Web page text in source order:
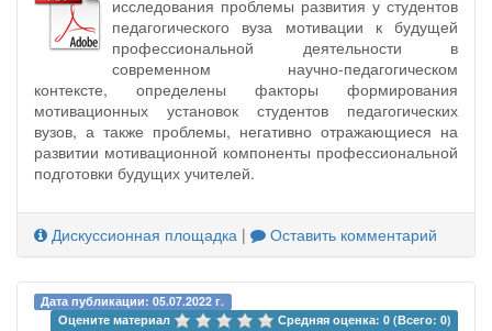
исследования проблемы развития у студентов
педагогического вуза мотивации к будущей
профессиональной деятельности в
современном научно-педагогическом
контексте, определены факторы формирования
мотивационных установок студентов педагогических
вузов, а также проблемы, негативно отражающиеся на
развитии мотивационной компоненты профессиональной
подготовки будущих учителей.
Дискуссионная площадка | Оставить комментарий
Дата публикации: 05.07.2022 г.
Оцените материал
Средняя оценка: 0 (Всего: 0)